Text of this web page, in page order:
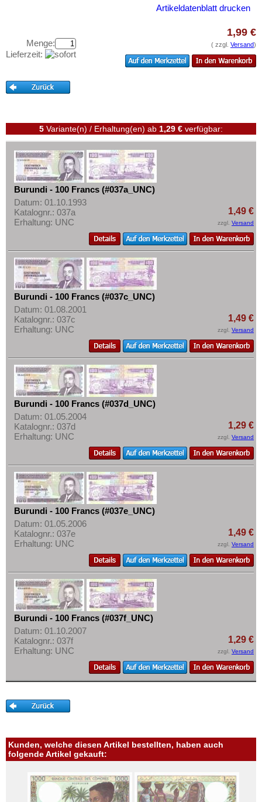
Guinea
Guinea-Bissau
Kap Verden
Kenia
Komoren
Kongo, Demokratische Republik
Kongo, Republik
Lesotho
Liberia
Libyen
Malawi
Mali
Marokko
Mauretanien
Mauritius
Namibia
Niger
Nigeria
Ostafrika
Portugiesisch Guinea
Rhodesien & Nyasaland
Ruanda
Ruanda-Burundi
Sambia
Sao Tome & Principe
Seychellen
Sierra Leone
Somalia
Somaliland
St. Helena
Südafrika
Sudan
Tansania
Togo
Tschad
Tunesien
Kataloge
Aufbewahrung
Kontakt
Informationen
Preislisten
Ankauf
Erhaltungsgrade
Gratisbanknoten
Mehr über...
Zahlungsbedingungen
Privatsphäre und Datenschutz
Widerrufsbelehrung
Liefer- und Versandkosten
AGB
Impressum
Artikeldatenblatt drucken
Menge:
Lieferzeit:
1,99 €
( zzgl. Versand)
5 Variante(n) / Erhaltung(en) ab 1,29 € verfügbar:
Burundi - 100 Francs (#037a_UNC)
Datum: 01.10.1993
Katalognr.: 037a
Erhaltung: UNC
1,49 €
zzgl. Versand
Burundi - 100 Francs (#037c_UNC)
Datum: 01.08.2001
Katalognr.: 037c
Erhaltung: UNC
1,49 €
zzgl. Versand
Burundi - 100 Francs (#037d_UNC)
Datum: 01.05.2004
Katalognr.: 037d
Erhaltung: UNC
1,29 €
zzgl. Versand
Burundi - 100 Francs (#037e_UNC)
Datum: 01.05.2006
Katalognr.: 037e
Erhaltung: UNC
1,49 €
zzgl. Versand
Burundi - 100 Francs (#037f_UNC)
Datum: 01.10.2007
Katalognr.: 037f
Erhaltung: UNC
1,29 €
zzgl. Versand
Kunden, welche diesen Artikel bestellten, haben auch
folgende Artikel gekauft: